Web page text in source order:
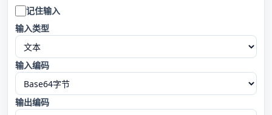
记住输入
输入类型
输入编码
输出编码